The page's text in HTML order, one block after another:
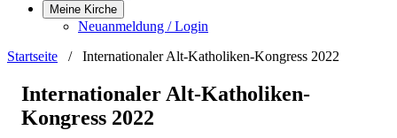
Meine Kirche
Neuanmeldung / Login
Startseite / Internationaler Alt-Katholiken-Kongress 2022
Internationaler Alt-Katholiken-
Kongress 2022